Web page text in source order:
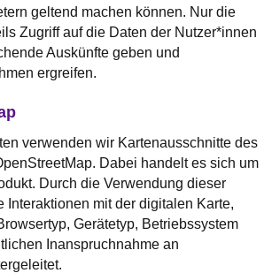
geltend machen können. Nur die
Zugriff auf die Daten der Nutzer*innen
Auskünfte geben und
ergreifen.
verwenden wir Kartenausschnitte des
Dabei handelt es sich um
Durch die Verwendung dieser
Interaktionen mit der digitalen Karte,
Gerätetyp, Betriebssystem
Inanspruchnahme an